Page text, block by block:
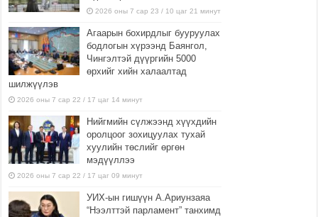
2026 оны 7 сар 23 / 10 цаг 21 минут
Агаарын бохирдлыг бууруулах
бодлогын хүрээнд Баянгол,
Чингэлтэй дүүргийн 5000
өрхийг хийн халаалтад
шилжүүлэв
2026 оны 7 сар 22 / 17 цаг 14 минут
Нийгмийн сүлжээнд хүүхдийн
оролцоог зохицуулах тухай
хуулийн төслийг өргөн
мэдүүллээ
2026 оны 7 сар 22 / 17 цаг 09 минут
УИХ-ын гишүүн А.Ариунзаяа
“Нээлттэй парламент” танхимд